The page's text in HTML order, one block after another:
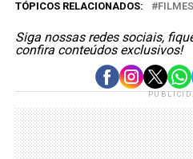
TÓPICOS RELACIONADOS: FILMES
Siga nossas redes sociais,
confira conteúdos exclusivos!